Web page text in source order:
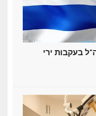
בעקבות ירי